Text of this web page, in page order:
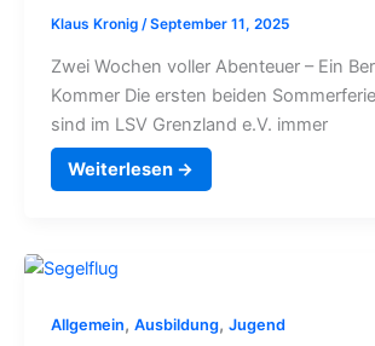
Klaus Kronig /September 11, 2025
Zwei Wochen voller Abenteuer – Ein
Kommer Die ersten beiden
sind im LSV Grenzland e.V. immer
Weiterlesen →
Allgemein, Ausbildung, Jugend